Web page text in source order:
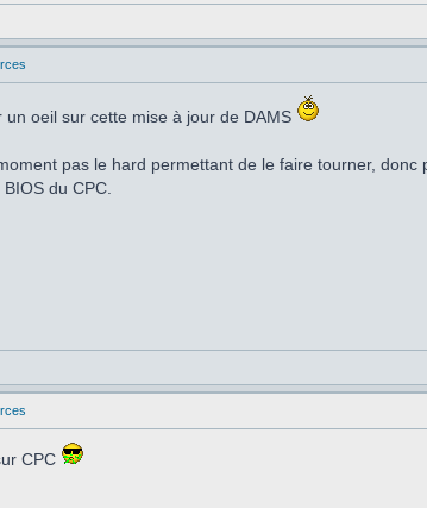
oeil sur cette mise à jour de DAMS
pas le hard permettant de le faire tourner,
du CPC.
CPC